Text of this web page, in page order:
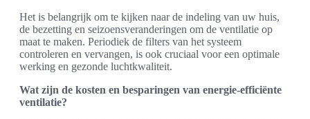
Het is belangrijk om te kijken naar de indeling van uw huis,
de bezetting en seizoensveranderingen om de ventilatie op
maat te maken. Periodiek de filters van het systeem
controleren en vervangen, is ook cruciaal voor een optimale
werking en gezonde luchtkwaliteit.
Wat zijn de kosten en besparingen van energie-efficiënte
ventilatie?